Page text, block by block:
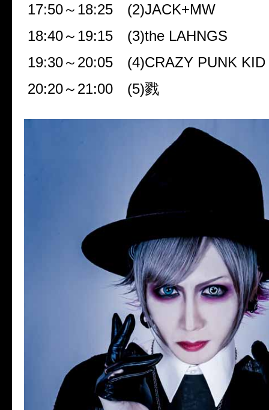
17:50～ 18:25 (2)JACK+MW
18:40～ 19:15 (3)the LAHNGS
19:30～ 20:05 (4)CRAZY PUNK KID
20:20～ 21:00 (5)戮